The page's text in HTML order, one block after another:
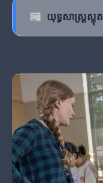
📰 យុទ្ធសាស្ត្រស្លុត